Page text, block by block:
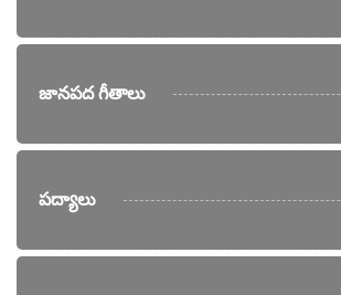
జానపద గీతాలు
పద్యాలు